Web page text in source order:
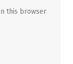
this browser